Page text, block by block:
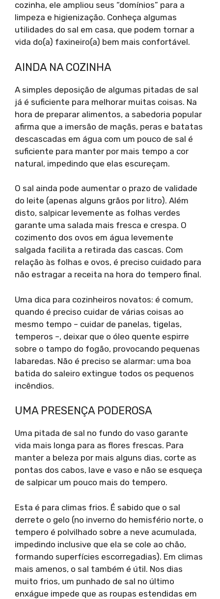
cozinha, ele ampliou seus “domínios” para a
limpeza e higienização. Conheça algumas
utilidades do sal em casa, que podem tornar a
vida do(a) faxineiro(a) bem mais confortável.
AINDA NA COZINHA
A simples deposição de algumas pitadas de sal
já é suficiente para melhorar muitas coisas. Na
hora de preparar alimentos, a sabedoria popular
afirma que a imersão de maçãs, peras e batatas
descascadas em água com um pouco de sal é
suficiente para manter por mais tempo a cor
natural, impedindo que elas escureçam.
O sal ainda pode aumentar o prazo de validade
do leite (apenas alguns grãos por litro). Além
disto, salpicar levemente as folhas verdes
garante uma salada mais fresca e crespa. O
cozimento dos ovos em água levemente
salgada facilita a retirada das cascas. Com
relação às folhas e ovos, é preciso cuidado para
não estragar a receita na hora do tempero final.
Uma dica para cozinheiros novatos: é comum,
quando é preciso cuidar de várias coisas ao
mesmo tempo – cuidar de panelas, tigelas,
temperos –, deixar que o óleo quente espirre
sobre o tampo do fogão, provocando pequenas
labaredas. Não é preciso se alarmar: uma boa
batida do saleiro extingue todos os pequenos
incêndios.
UMA PRESENÇA PODEROSA
Uma pitada de sal no fundo do vaso garante
vida mais longa para as flores frescas. Para
manter a beleza por mais alguns dias, corte as
pontas dos cabos, lave e vaso e não se esqueça
de salpicar um pouco mais do tempero.
Esta é para climas frios. É sabido que o sal
derrete o gelo (no inverno do hemisfério norte, o
tempero é polvilhado sobre a neve acumulada,
impedindo inclusive que ela se cole ao chão,
formando superfícies escorregadias). Em climas
mais amenos, o sal também é útil. Nos dias
muito frios, um punhado de sal no último
enxágue impede que as roupas estendidas em